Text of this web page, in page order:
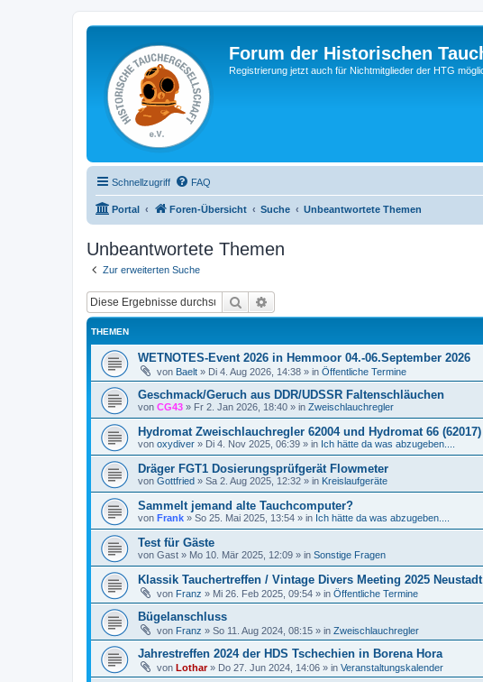
Forum der Historischen
Registrierung jetzt auch für Nichtmitglieder der HTG
Schnellzugriff FAQ
Portal Foren-Übersicht Suche Unbeantwortete Themen
Unbeantwortete Themen
Zur erweiterten Suche
Suche
THEMEN
WETNOTES-Event 2026 in Hemmoor 04.-06.September 2026
von Baelt » Di 4. Aug 2026, 14:38 » in Öffentliche Termine
Geschmack/Geruch aus DDR/UDSSR Faltenschläuchen
von CG43 » Fr 2. Jan 2026, 18:40 » in Zweischlauchregler
Hydromat Zweischlauchregler 62004 und Hydromat 66 (62017)
von oxydiver » Di 4. Nov 2025, 06:39 » in Ich hätte da was abzugeben....
Dräger FGT1 Dosierungsprüfgerät Flowmeter
von Gottfried » Sa 2. Aug 2025, 12:32 » in Kreislaufgeräte
Sammelt jemand alte Tauchcomputer?
von Frank » So 25. Mai 2025, 13:54 » in Ich hätte da was abzugeben....
Test für Gäste
von Gast » Mo 10. Mär 2025, 12:09 » in Sonstige Fragen
Klassik Tauchertreffen / Vintage Divers Meeting 2025 Neustadt
von Franz » Mi 26. Feb 2025, 09:54 » in Öffentliche Termine
Bügelanschluss
von Franz » So 11. Aug 2024, 08:15 » in Zweischlauchregler
Jahrestreffen 2024 der HDS Tschechien in Borena Hora
von Lothar» Do 27. Jun 2024, 14:06 » in Veranstaltungskalender